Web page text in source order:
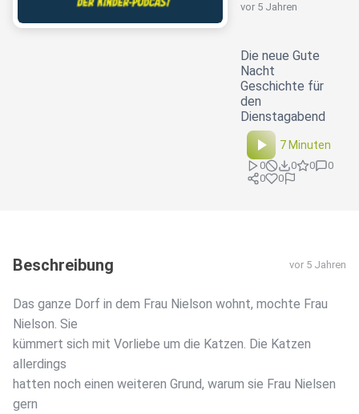
vor 5 Jahren
Die neue Gute
Nacht
Geschichte für
den
Dienstagabend
7 Minuten
0 0 0
0
0
0
Beschreibung vor 5 Jahren
Das ganze Dorf in dem Frau Nielson wohnt, mochte Frau
Nielson. Sie
kümmert sich mit Vorliebe um die Katzen. Die Katzen
allerdings
hatten noch einen weiteren Grund, warum sie Frau Nielsen
gern